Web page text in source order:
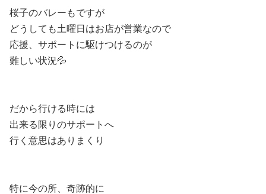
桜子のバレーもですが
どうしても土曜日はお店が営業なので
応援、サポートに駆けつけるのが
難しい状況💦
だから行ける時には
出来る限りのサポートへ
行く意思はありまくり
特に今の所、奇跡的に